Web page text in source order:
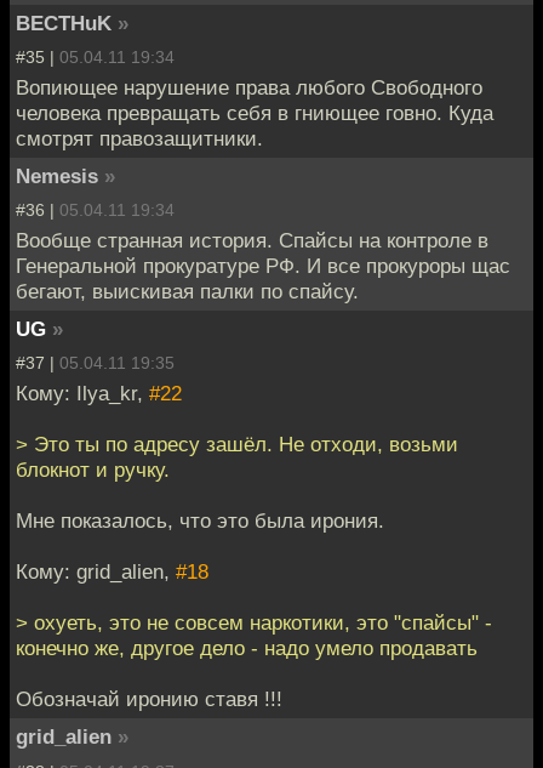
BECTHuK »
#35 | 05.04.11 19:34
Вопиющее нарушение права любого Свободного
человека превращать себя в гниющее говно. Куда
смотрят правозащитники.
Nemesis »
#36 | 05.04.11 19:34
Вообще странная история. Спайсы на контроле в
Генеральной прокуратуре РФ. И все прокуроры щас
бегают, выискивая палки по спайсу.
UG »
#37 | 05.04.11 19:35
Кому: Ilya_kr, #22
> Это ты по адресу зашёл. Не отходи, возьми
блокнот и ручку.
Мне показалось, что это была ирония.
Кому: grid_alien, #18
> охуеть, это не совсем наркотики, это "спайсы" -
конечно же, другое дело - надо умело продавать
Обозначай иронию ставя !!!
grid_alien »